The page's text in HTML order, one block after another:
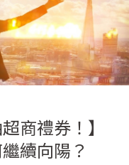
商禮券！】
續向陽？